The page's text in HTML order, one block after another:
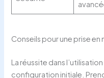
Conseils pour une prise en
La réussite dans
configuration initiale.